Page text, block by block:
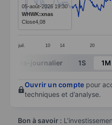
The chart has 1 X axis
The chart has 1 Y axis
juil. 10 14 20
05-août-2026 19:30
WHWK:xnas
Close4,08
End of interactive chart.
Intra-journalier 1S 1M
Ouvrir un compte pour
techniques et d’analyse.
Bon à savoir :